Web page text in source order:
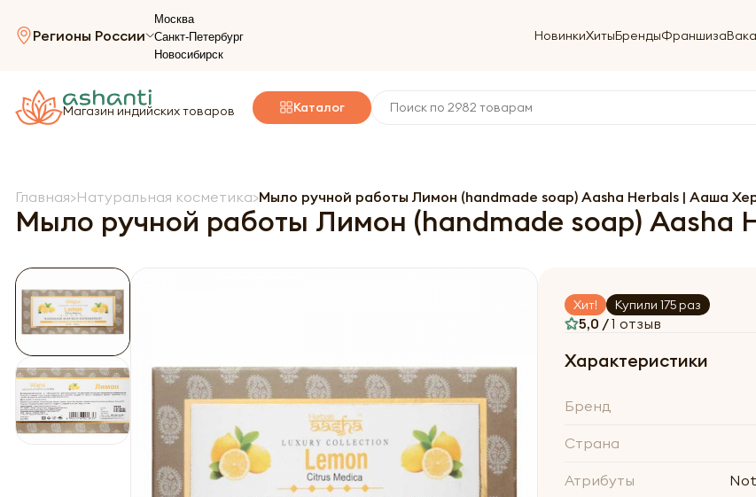
Регионы России
Москва
Санкт-Петербург
Новосибирск
НовинкиХитыБрендыФраншиза
Магазин индийских товаров Каталог
Главная Натуральная косметика Мыло ручной работы Лимон (handmade soap) Aasha Herbals | Ааша
Мыло ручной работы Лимон (handmade soap) Aasha
Хит! Купили 175 раз
5,0 /1 отзыв
Характеристики
Бренд
Страна
Атрибуты